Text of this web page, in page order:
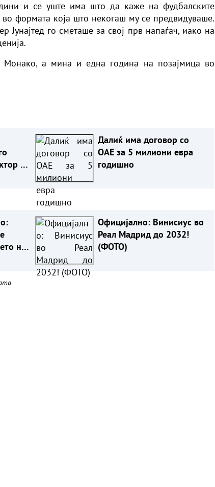
и се уште има што да каже на фудбалските
формата која што некогаш му се предвидуваше.
Јунајтед го сметаше за свој прв напаѓач, иако на
а мина и една година на позајмица во
на
Далиќ има договор со
ОАЕ за 5 милиони евра
годишно
не
Официјално: Винисиус во
Реал Мадрид до 2032!
(ФОТО)